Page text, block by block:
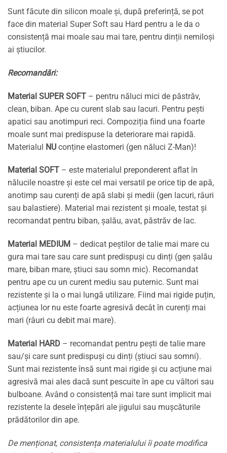
Sunt făcute din silicon moale și, după preferință, se pot
face din material Super Soft sau Hard pentru a le da o
consistență mai moale sau mai tare, pentru dinții nemiloși
ai știucilor.
Recomandări:
Material SUPER SOFT – pentru năluci mici de păstrăv,
clean, biban. Ape cu curent slab sau lacuri. Pentru pești
apatici sau anotimpuri reci. Compoziția fiind una foarte
moale sunt mai predispuse la deteriorare mai rapidă.
Materialul NU conține elastomeri (gen năluci Z-Man)!
Material SOFT – este materialul preponderent aflat în
nălucile noastre și este cel mai versatil pe orice tip de apă,
anotimp sau curenți de apă slabi și medii (gen lacuri, râuri
sau balastiere). Material mai rezistent și moale, testat și
recomandat pentru biban, șalău, avat, păstrăv de lac.
Material MEDIUM – dedicat peștilor de talie mai mare cu
gura mai tare sau care sunt predispuși cu dinți (gen șalău
mare, biban mare, știuci sau somn mic). Recomandat
pentru ape cu un curent mediu sau puternic. Sunt mai
rezistente și la o mai lungă utilizare. Fiind mai rigide puțin,
acțiunea lor nu este foarte agresivă decât în curenți mai
mari (râuri cu debit mai mare).
Material HARD – recomandat pentru pești de talie mare
sau/și care sunt predispuși cu dinți (știuci sau somni).
Sunt mai rezistente însă sunt mai rigide și cu acțiune mai
agresivă mai ales dacă sunt pescuite în ape cu vâltori sau
bulboane. Având o consistență mai tare sunt implicit mai
rezistente la desele înțepări ale jigului sau mușcăturile
prădătorilor din ape.
De menționat, consistența materialului îi poate modifica